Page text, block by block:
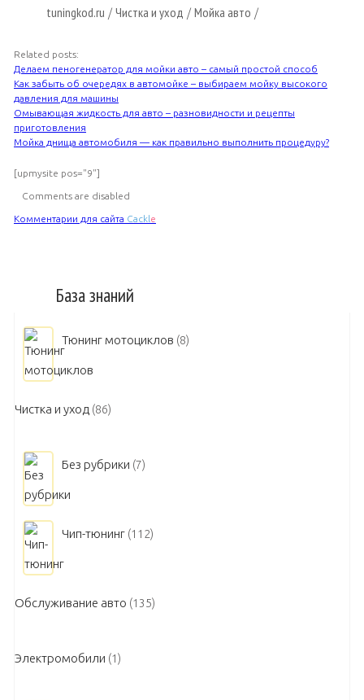
tuningkod.ru / Чистка и уход / Мойка авто /
Related posts:
Делаем пеногенератор для мойки авто – самый простой способ
Как забыть об очередях в автомойке – выбираем мойку высокого
давления для машины
Омывающая жидкость для авто – разновидности и рецепты
приготовления
Мойка днища автомобиля — как правильно выполнить процедуру?
[upmysite pos="9"]
Comments are disabled
Комментарии для сайта Cackle
База знаний
Тюнинг мотоциклов (8)
Чистка и уход (86)
Без рубрики (7)
Чип-тюнинг (112)
Обслуживание авто (135)
Электромобили (1)